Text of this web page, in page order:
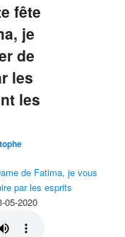
fête
je
de
les
les
de Fatima, je vous
par les esprits
05-2020